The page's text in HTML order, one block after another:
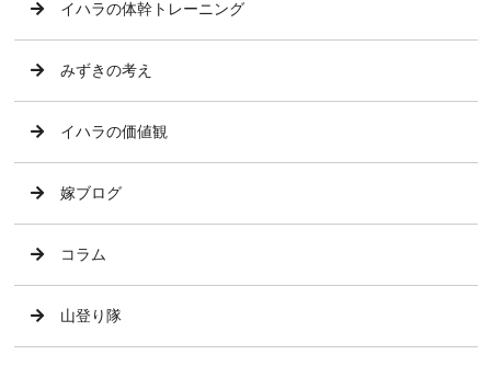
イハラの体幹トレーニング
みずきの考え
イハラの価値観
嫁ブログ
コラム
山登り隊